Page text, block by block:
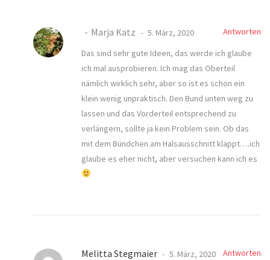
Marja Katz 5. März, 2020
Antworten
Das sind sehr gute Ideen, das werde ich glaube
ich mal ausprobieren. Ich mag das Oberteil
nämlich wirklich sehr, aber so ist es schon ein
klein wenig unpraktisch. Den Bund unten weg zu
lassen und das Vorderteil entsprechend zu
verlängern, sollte ja kein Problem sein. Ob das
mit dem Bündchen am Halsausschnitt klappt….ich
glaube es eher nicht, aber versuchen kann ich es
Melitta Stegmaier 5. März, 2020
Antworten